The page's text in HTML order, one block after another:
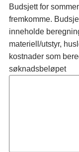
Budsjett for
fremkomme.
inneholde
materiell/utstyr,
kostnader som
søknadsbeløpet